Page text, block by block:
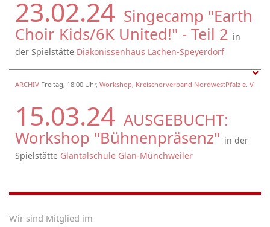
23.02.24 Singecamp "Earth
Choir Kids/6K United!" - Teil 2 in
der Spielstätte Diakonissenhaus Lachen-Speyerdorf
ARCHIV Freitag, 18:00 Uhr, Workshop, Kreischorverband NordwestPfalz e. V.
15.03.24 AUSGEBUCHT:
Workshop "Bühnenpräsenz" in der
Spielstätte Glantalschule Glan-Münchweiler
Wir sind Mitglied im